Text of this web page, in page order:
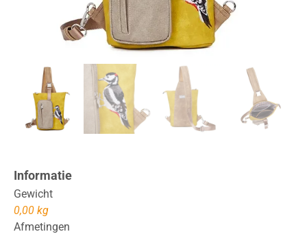
Informatie
Gewicht
0,00 kg
Afmetingen